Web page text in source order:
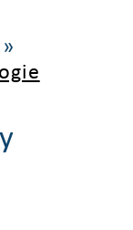
»